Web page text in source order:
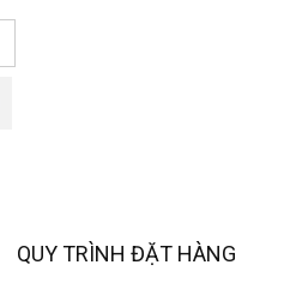
QUY TRÌNH ĐẶT HÀNG